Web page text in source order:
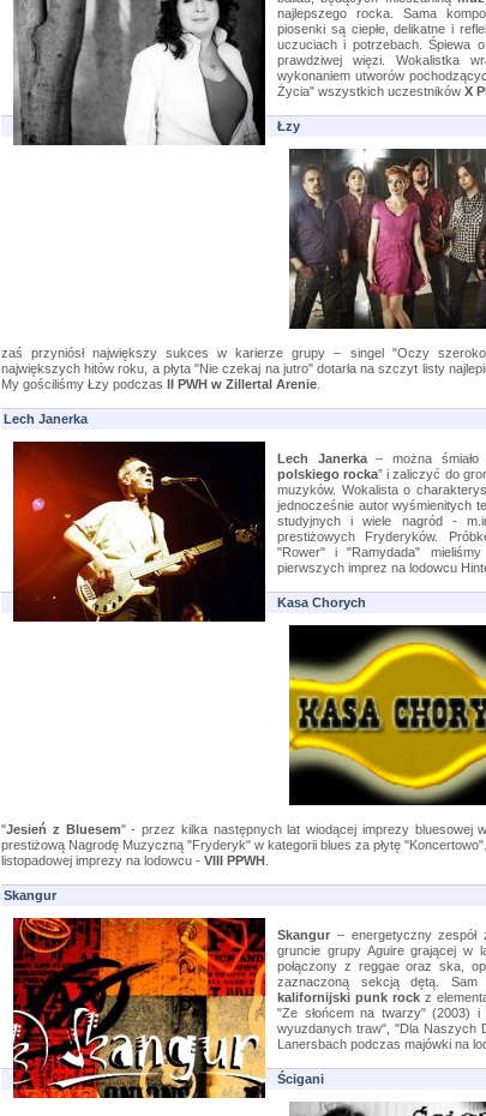
najlepszego rocka. Sama
piosenki są ciepłe, delikatne i
uczuciach i potrzebach. Śpiewa
prawdziwej więzi. Wokalistka
wykonaniem utworów
Życia" wszystkich uczestników X
Łzy
zaś przyniósł największy sukces w karierze grupy – singel "Oczy
największych hitów roku, a płyta "Nie czekaj na jutro" dotarła na szczyt listy
My gościliśmy Łzy podczas II PWH w Zillertal Arenie
Lech Janerka
Lech Janerka– można śmiało
polskiego rocka” i zaliczyć do
muzyków. Wokalista o
jednocześnie autor wyśmienitych
studyjnych i wiele nagród -
prestiżowych Fryderyków.
"Rower" i "Ramydada"
pierwszych imprez na lodowcu
Kasa Chorych
"Jesień z Bluesem" - przez kilka następnych lat wiodącej imprezy bluesowej
prestiżową Nagrodę Muzyczną "Fryderyk" w kategorii blues za płytę
listopadowej imprezy na lodowcu - VIII PPWH
Skangur
Skangur – energetyczny
gruncie grupy Aguire grającej w
połączony z reggae oraz ska,
zaznaczoną sekcją dętą.
kalifornijski punk rockz
"Ze słońcem na twarzy" (2003) i
wyuzdanych traw", "Dla Naszych
Lanersbach podczas majówki na
Ścigani